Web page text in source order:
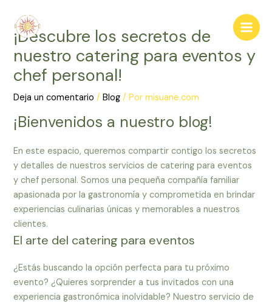
¡Descubre los secretos de
nuestro catering para eventos y
chef personal!
Deja un comentario /Blog / Pormisuane.com
¡Bienvenidos a nuestro blog!
En este espacio, queremos compartir contigo los secretos
y detalles de nuestros servicios de catering para eventos
y chef personal. Somos una pequeña compañía familiar
apasionada por la gastronomía y comprometida en brindar
experiencias culinarias únicas y memorables a nuestros
clientes.
El arte del catering para eventos
¿Estás buscando la opción perfecta para tu próximo
evento? ¿Quieres sorprender a tus invitados con una
experiencia gastronómica inolvidable? Nuestro servicio de